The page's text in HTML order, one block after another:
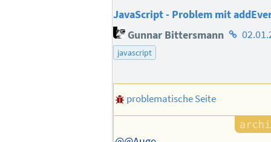
JavaScript - Problem mit
Gunnar Bittersmann
javascript
problematische Seite